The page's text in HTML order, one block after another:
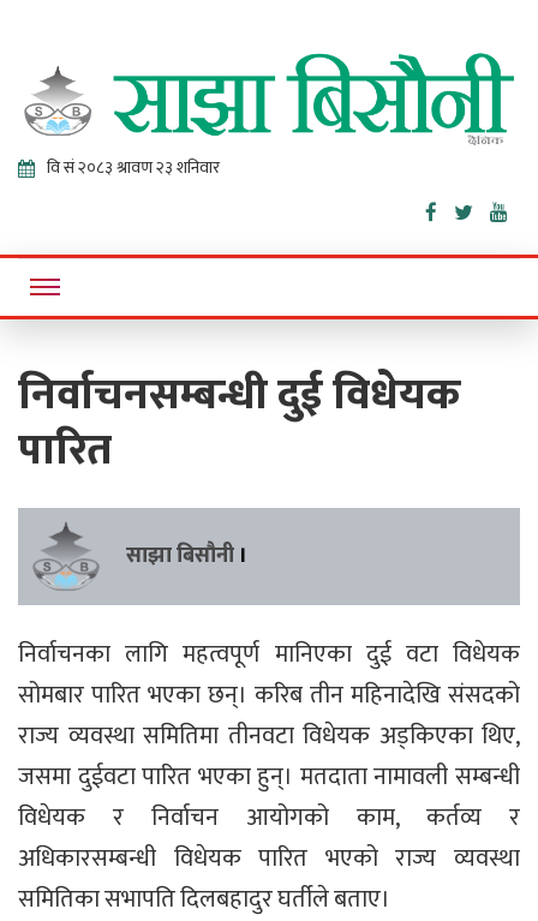
Sajha
Bisaunee
Online News Portal
निर्वाचनसम्बन्धी दुई विधेयक
पारित
साझा बिसौनी ।
निर्वाचनका लागि महत्वपूर्ण मानिएका दुई वटा विधेयक
सोमबार पारित भएका छन्। करिब तीन महिनादेखि संसदको
राज्य व्यवस्था समितिमा तीनवटा विधेयक अड्किएका थिए,
जसमा दुईवटा पारित भएका हुन्। मतदाता नामावली सम्बन्धी
विधेयक र निर्वाचन आयोगको काम, कर्तव्य र
अधिकारसम्बन्धी विधेयक पारित भएको राज्य व्यवस्था
समितिका सभापति दिलबहादुर घर्तीले बताए।